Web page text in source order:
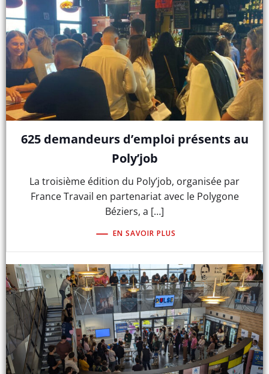
625 demandeurs d’emploi présents au
Poly’job
La troisième édition du Poly’job, organisée par
France Travail en partenariat avec le Polygone
Béziers, a […]
EN SAVOIR PLUS